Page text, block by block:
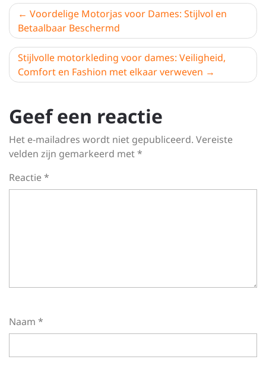
Berichtnavigatie
Voordelige Motorjas voor Dames: Stijlvol en
Betaalbaar Beschermd
Stijlvolle motorkleding voor dames: Veiligheid,
Comfort en Fashion met elkaar verweven
Geef een reactie
Het e-mailadres wordt niet gepubliceerd. Vereiste
velden zijn gemarkeerd met*
Reactie*
Naam *